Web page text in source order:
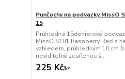
Punčochy na podvazky MissO
15
Průhledné 15denierové
MissO S101 Raspberry Red s
vzhledem, průhledným 10 cm
neviditelně zesílenou š...
225 Kč/ks